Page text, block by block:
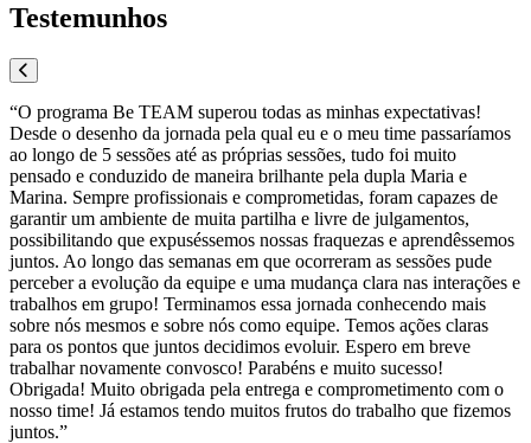
Testemunhos
“O programa Be TEAM superou todas as minhas expectativas!
Desde o desenho da jornada pela qual eu e o meu time passaríamos
ao longo de 5 sessões até as próprias sessões, tudo foi muito
pensado e conduzido de maneira brilhante pela dupla Maria e
Marina. Sempre profissionais e comprometidas, foram capazes de
garantir um ambiente de muita partilha e livre de julgamentos,
possibilitando que expuséssemos nossas fraquezas e aprendêssemos
juntos. Ao longo das semanas em que ocorreram as sessões pude
perceber a evolução da equipe e uma mudança clara nas interações e
trabalhos em grupo! Terminamos essa jornada conhecendo mais
sobre nós mesmos e sobre nós como equipe. Temos ações claras
para os pontos que juntos decidimos evoluir. Espero em breve
trabalhar novamente convosco! Parabéns e muito sucesso!
Obrigada! Muito obrigada pela entrega e comprometimento com o
nosso time! Já estamos tendo muitos frutos do trabalho que fizemos
juntos.”